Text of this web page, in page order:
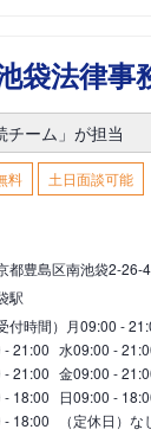
袋法律事
チーム」が担当
料
土日面談可能
都豊島区南池袋2-26-
駅
付時間） 月09:00 -
- 21:00 水09:00 -
- 21:00 金09:00 -
- 18:00 日09:00 -
- 18:00 （定休日）な